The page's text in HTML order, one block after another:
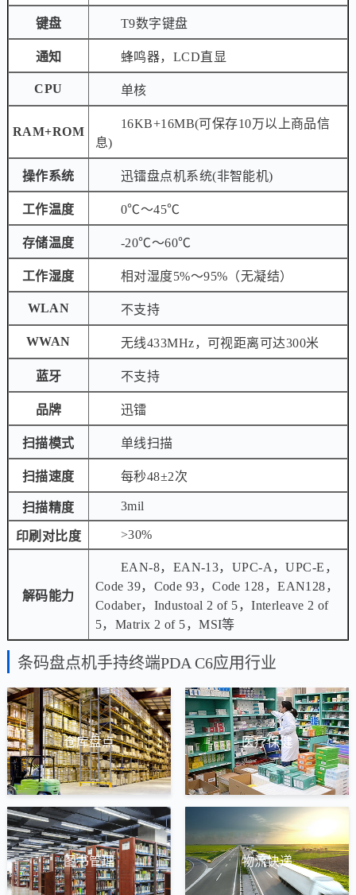
键盘 T9数字键盘
通知 蜂鸣器，LCD直显
CPU 单核
RAM+ROM
16KB+16MB(可保存10万以上商品信
息)
操作系统 迅镭盘点机系统(非智能机)
工作温度 0℃～45℃
存储温度 -20℃～60℃
工作湿度 相对湿度5%～95%（无凝结）
WLAN 不支持
WWAN 无线433MHz，可视距离可达300米
蓝牙 不支持
品牌 迅镭
扫描模式 单线扫描
扫描速度 每秒48±2次
扫描精度 3mil
印刷对比度 >30%
解码能力
EAN-8，EAN-13，UPC-A，UPC-E，
Code 39，Code 93，Code 128，EAN128，
Codaber，Industoal 2 of 5，Interleave 2 of
5，Matrix 2 of 5，MSI等
条码盘点机手持终端PDA C6应用行业
仓库盘点 医疗保健
图书管理 物流快递